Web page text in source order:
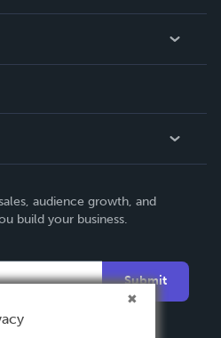
audience growth, and
build your business.
Submit